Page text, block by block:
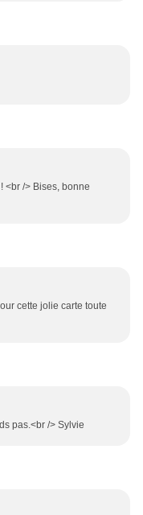
<br /> Bises, bonne
cette jolie carte toute
pas.<br /> Sylvie